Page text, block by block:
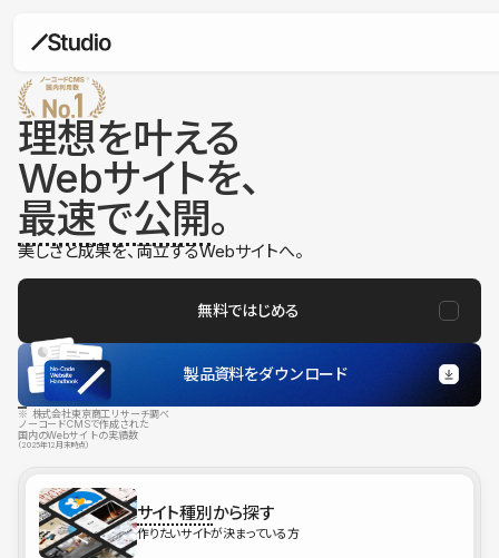
理想を叶える
Webサイトを、
最速で公開。
美しさと成果を、両立するWebサイトへ。
無料ではじめる
製品資料をダウンロード
※ 株式会社東京商工リサーチ調べ
ノーコードCMSで作成された
国内のWebサイトの実績数
（2025年12月末時点）
サイト種別から探す
作りたいサイトが決まっている方